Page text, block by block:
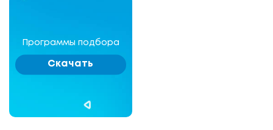
Программы подбора
Скачать